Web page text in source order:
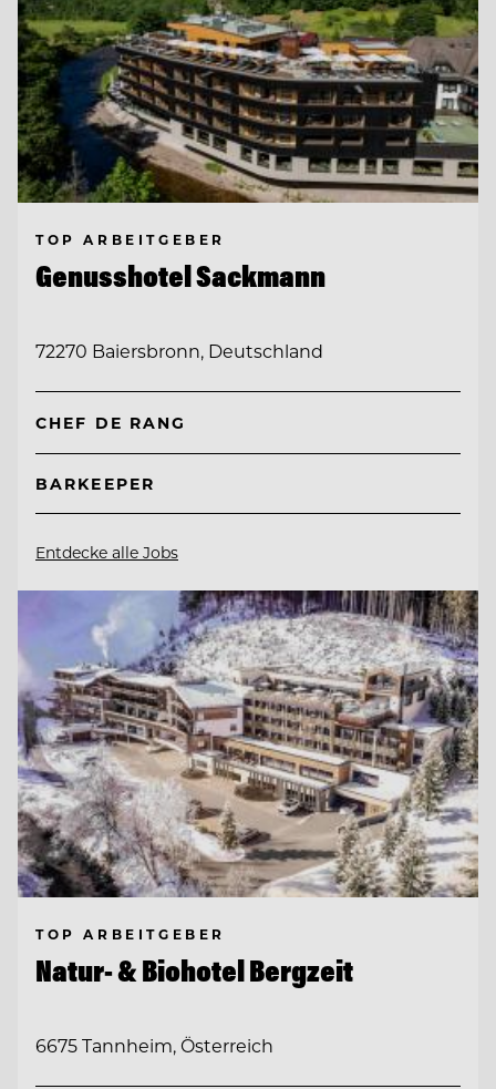
TOP ARBEITGEBER
Genusshotel Sackmann
72270 Baiersbronn, Deutschland
CHEF DE RANG
BARKEEPER
Entdecke alle Jobs
TOP ARBEITGEBER
Natur- & Biohotel Bergzeit
6675 Tannheim, Österreich